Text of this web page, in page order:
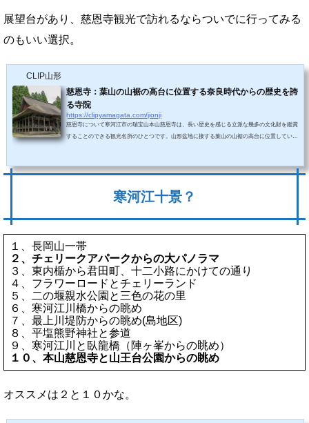
展望台があり、慈恩寺観光で訪れるならついでに行ってみる
のもいい選択。
CLIP山形
慈恩寺：葉山の山裾の高台に位置する奈良時代からの歴史を誇
る寺院
https://clipyamagata.com/jionji
慈恩寺について寒河江市の瑞宝山本山慈恩寺は、長い歴史を感じる立派な幾多の文化財を鑑賞
することのできる観光名所のひとつです。山形盆地に接する葉山の山裾の高台に位置していま
失など憂き目を受けてきました。そのような中でも安土桃山時代から江戸時代にかけての古建
寒河江十景？
１、長岡山一帯
２、チェリークアパークからの大パノラマ
３、東内楯から君田町、十二小路にかけての通り
４、フラワーロードとチェリーランド
５、二の堰親水公園と三色の花の里
６、寒河江川橋からの眺め
７、最上川堤防からの眺め(島地区)
８、平塩熊野神社と参道
９、寒河江川と臥龍橋（陣ヶ峯からの眺め）
１０、本山慈恩寺と山王台公園からの眺め
オススメは２と１０かな。